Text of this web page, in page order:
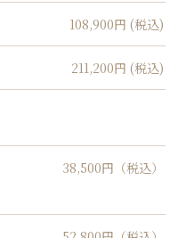
108,900円 (税込)
211,200円 (税込)
38,500円（税込）